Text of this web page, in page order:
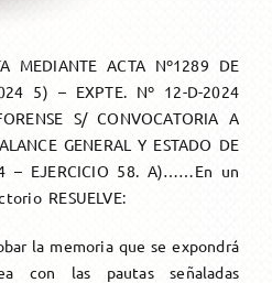
MEDIANTE ACTA Nº1289 DE
5) – EXPTE. Nº 12-D-2024
S/ CONVOCATORIA A
GENERAL Y ESTADO DE
– EJERCICIO 58. A)……En un
RESUELVE:
la memoria que se expondrá
con las pautas señaladas